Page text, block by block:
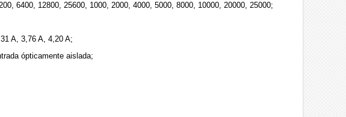
6400, 12800, 25600, 1000, 2000, 4000, 5000, 8000, 10000, 20000, 25000;
A, 3,76 A, 4,20 A;
ópticamente aislada;